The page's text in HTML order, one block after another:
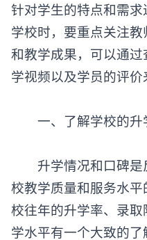
针对学生的特点和需
学校时，要重点关注
和教学成果，可以通
学视频以及学员的评价
一、了解学校的升
升学情况和口碑是
校教学质量和服务水
校往年的升学率、录
学水平有一个大致的